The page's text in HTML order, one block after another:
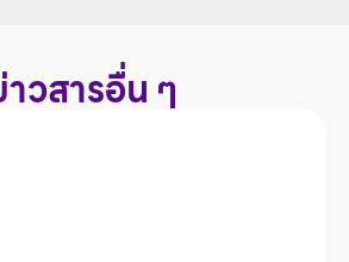
วสารอื่น ๆ